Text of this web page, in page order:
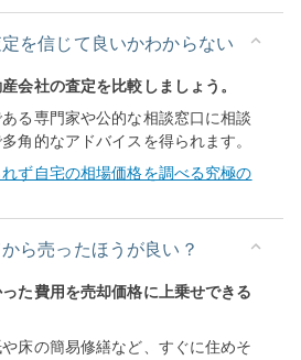
を信じて良いかわからない
会社の査定を比較しましょう。
る専門家や公的な相談窓口に相談
角的なアドバイスを得られます。
ず自宅の相場価格を調べる究極の
ら売ったほうが良い？
た費用を売却価格に上乗せできる
床の簡易修繕など、すぐに住めそ